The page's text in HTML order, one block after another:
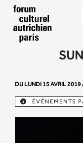
DU LUNDI 15 AVRIL
ÉVÉNEMENTS